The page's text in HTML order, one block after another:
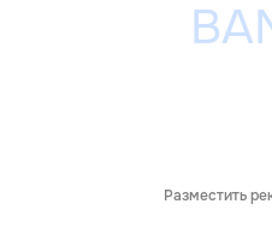
Разместить